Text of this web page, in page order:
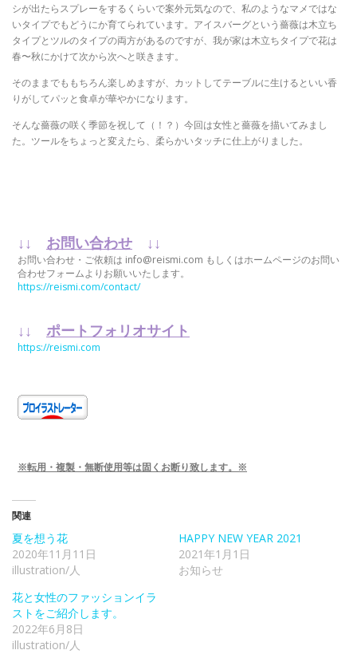
シが出たらスプレーをするくらいで案外元気なので、私のようなマメではな
いタイプでもどうにか育てられています。アイスバーグという薔薇は木立ち
タイプとツルのタイプの両方があるのですが、我が家は木立ちタイプで花は
春〜秋にかけて次から次へと咲きます。
そのままでももちろん楽しめますが、カットしてテーブルに生けるといい香
りがしてパッと食卓が華やかになります。
そんな薔薇の咲く季節を祝して（！？）今回は女性と薔薇を描いてみまし
た。ツールをちょっと変えたら、柔らかいタッチに仕上がりました。
↓↓ お問い合わせ ↓↓
お問い合わせ・ご依頼は info@reismi.com もしくはホームページのお問い
合わせフォームよりお願いいたします。
https://reismi.com/contact/
↓↓ ポートフォリオサイト
https://reismi.com
※転用・複製・無断使用等は固くお断り致します。※
関連
夏を想う花
2020年11月11日
illustration/人
HAPPY NEW YEAR 2021
2021年1月1日
お知らせ
花と女性のファッションイラ
ストをご紹介します。
2022年6月8日
illustration/人